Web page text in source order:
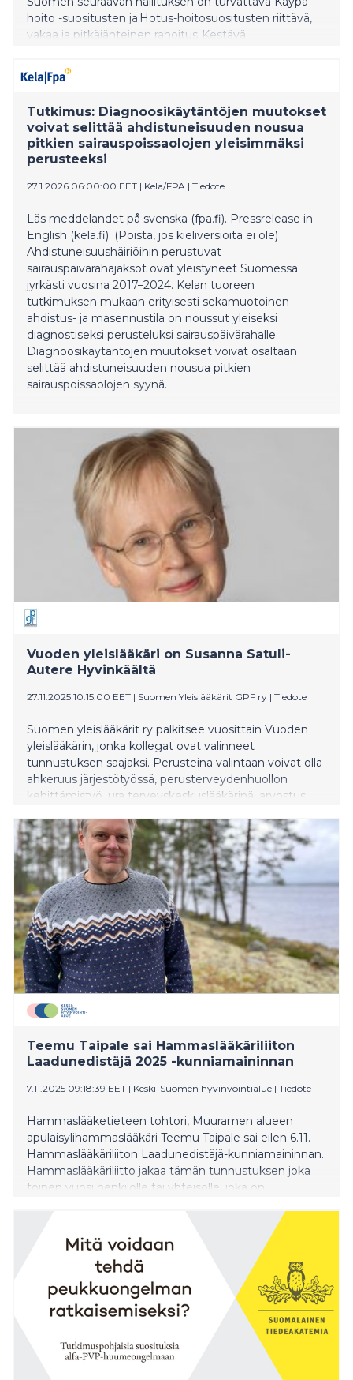
hoito -suositusten ja Hotus-hoitosuositusten riittävä,
vakaa ja pitkäjänteinen rahoitus. Kestävä
ajantasaisuuden ja kattavuuden.
Tutkimus: Diagnoosikäytäntöjen muutokset
voivat selittää ahdistuneisuuden nousua
pitkien sairauspoissaolojen yleisimmäksi
perusteeksi
27.1.2026 06:00:00 EET | Kela/FPA | Tiedote
Läs meddelandet på svenska (fpa.fi). Pressrelease in
English (kela.fi). (Poista, jos kieliversioita ei ole)
Ahdistuneisuushäiriöihin perustuvat
sairauspäivärahajaksot ovat yleistyneet Suomessa
jyrkästi vuosina 2017–2024. Kelan tuoreen
tutkimuksen mukaan erityisesti sekamuotoinen
ahdistus- ja masennustila on noussut yleiseksi
diagnostiseksi perusteluksi sairauspäivärahalle.
Diagnoosikäytäntöjen muutokset voivat osaltaan
selittää ahdistuneisuuden nousua pitkien
sairauspoissaolojen syynä.
Vuoden yleislääkäri on Susanna Satuli-
Autere Hyvinkäältä
27.11.2025 10:15:00 EET | Suomen Yleislääkärit GPF ry | Tiedote
Suomen yleislääkärit ry palkitsee vuosittain Vuoden
yleislääkärin, jonka kollegat ovat valinneet
tunnustuksen saajaksi. Perusteina valintaan voivat olla
ahkeruus järjestötyössä, perusterveydenhuollon
kehittämistyö, ura terveyskeskuslääkärinä, arvostus
perusterveydenhuollossa, tai jokin muu. Vuoden 2025
Vuoden yleislääkäri -tunnustuksen saa
yleislääketieteen erikoislääkäri, ylilääkäri Susanna
Satuli-Autere Keski-Uudenmaan hyvinvointialueelta.
Osana työtään hän toimii kouluttajana, mentorina,
ohjaajana, esihenkilönä sekä omalääkärinä.
Teemu Taipale sai Hammaslääkäriliiton
Laadunedistäjä 2025 -kunniamaininnan
7.11.2025 09:18:39 EET | Keski-Suomen hyvinvointialue | Tiedote
Hammaslääketieteen tohtori, Muuramen alueen
apulaisylihammaslääkäri Teemu Taipale sai eilen 6.11.
Hammaslääkäriliiton Laadunedistäjä-kunniamaininnan.
Hammaslääkäriliitto jakaa tämän tunnustuksen joka
toinen vuosi henkilölle tai yhteisölle, joka on
terveydenhuollossa sekä toiminut esimerkkinä muille
alan ammattilaisille. Ensimmäisen kerran tunnustus
jaettiin vuonna 2003.